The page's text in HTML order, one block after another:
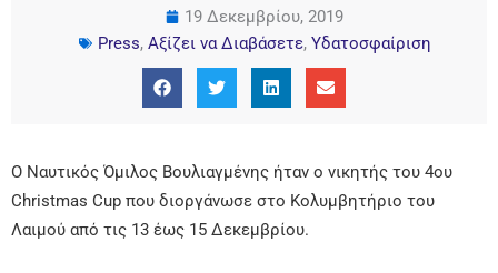
19 Δεκεμβρίου, 2019
Press, Αξίζει να Διαβάσετε, Υδατοσφαίριση
Ο Ναυτικός Όμιλος Βουλιαγμένης ήταν ο νικητής του 4ου
Christmas Cup που διοργάνωσε στο Κολυμβητήριο του
Λαιμού από τις 13 έως 15 Δεκεμβρίου.